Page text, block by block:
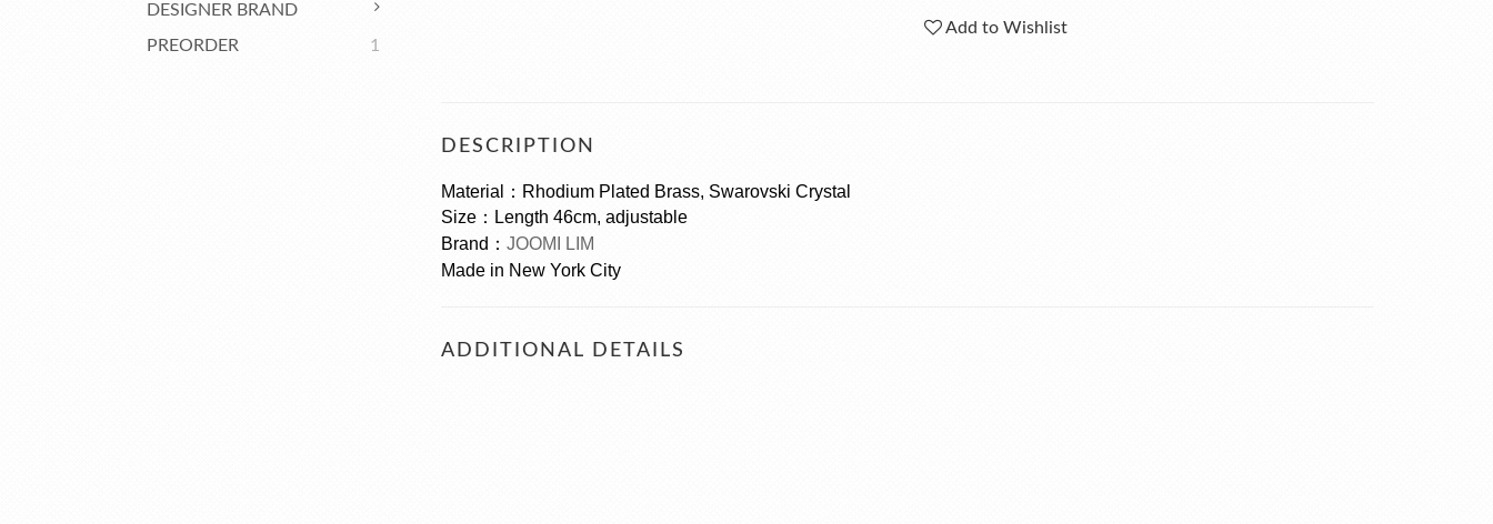
DESIGNER BRAND
PREORDER
1
Add to Wishlist
DESCRIPTION
Material：Rhodium Plated Brass, Swarovski Crystal
Size：Length 46cm, adjustable
Brand： JOOMI LIM
Made in New York City
ADDITIONAL DETAILS